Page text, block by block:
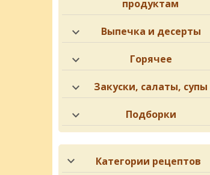
продуктам
Выпечка и десерты
Горячее
Закуски, салаты, супы
Подборки
Категории рецептов